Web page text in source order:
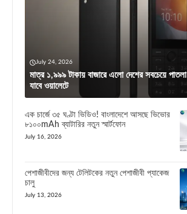
July 24, 2026
মাত্র ১,৯৯৯ টাকায় বাজারে এলো দেশের সবচেয়ে
যাবে ওয়ালেটে
এক চার্জে ৩৫ ঘণ্টা ভিডিও! বাংলাদেশে আসছে ভিভোর
৮১০০mAh ব্যাটারির নতুন স্মার্টফোন
July 16, 2026
পেশাজীবীদের জন্য টেলিটকের নতুন পেশাজীবী প্যাকেজ
চালু
July 13, 2026